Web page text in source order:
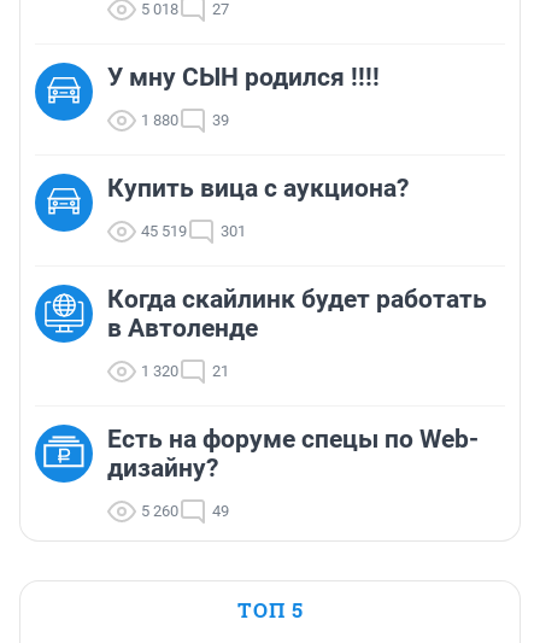
5 018 27
У мну СЫН родился !!!!
1 880 39
Купить вица с аукциона?
45 519 301
Когда скайлинк будет работать
в Автоленде
1 320 21
Есть на форуме спецы по Web-
дизайну?
5 260 49
ТОП 5